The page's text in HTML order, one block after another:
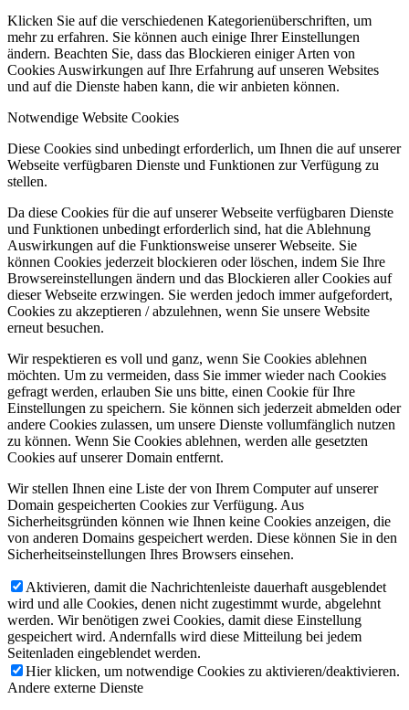
Klicken Sie auf die verschiedenen Kategorienüberschriften, um
mehr zu erfahren. Sie können auch einige Ihrer Einstellungen
ändern. Beachten Sie, dass das Blockieren einiger Arten von
Cookies Auswirkungen auf Ihre Erfahrung auf unseren Websites
und auf die Dienste haben kann, die wir anbieten können.
Notwendige Website Cookies
Diese Cookies sind unbedingt erforderlich, um Ihnen die auf unserer
Webseite verfügbaren Dienste und Funktionen zur Verfügung zu
stellen.
Da diese Cookies für die auf unserer Webseite verfügbaren Dienste
und Funktionen unbedingt erforderlich sind, hat die Ablehnung
Auswirkungen auf die Funktionsweise unserer Webseite. Sie
können Cookies jederzeit blockieren oder löschen, indem Sie Ihre
Browsereinstellungen ändern und das Blockieren aller Cookies auf
dieser Webseite erzwingen. Sie werden jedoch immer aufgefordert,
Cookies zu akzeptieren / abzulehnen, wenn Sie unsere Website
erneut besuchen.
Wir respektieren es voll und ganz, wenn Sie Cookies ablehnen
möchten. Um zu vermeiden, dass Sie immer wieder nach Cookies
gefragt werden, erlauben Sie uns bitte, einen Cookie für Ihre
Einstellungen zu speichern. Sie können sich jederzeit abmelden oder
andere Cookies zulassen, um unsere Dienste vollumfänglich nutzen
zu können. Wenn Sie Cookies ablehnen, werden alle gesetzten
Cookies auf unserer Domain entfernt.
Wir stellen Ihnen eine Liste der von Ihrem Computer auf unserer
Domain gespeicherten Cookies zur Verfügung. Aus
Sicherheitsgründen können wie Ihnen keine Cookies anzeigen, die
von anderen Domains gespeichert werden. Diese können Sie in den
Sicherheitseinstellungen Ihres Browsers einsehen.
Aktivieren, damit die Nachrichtenleiste dauerhaft ausgeblendet
wird und alle Cookies, denen nicht zugestimmt wurde, abgelehnt
werden. Wir benötigen zwei Cookies, damit diese Einstellung
gespeichert wird. Andernfalls wird diese Mitteilung bei jedem
Seitenladen eingeblendet werden.
Hier klicken, um notwendige Cookies zu aktivieren/deaktivieren.
Andere externe Dienste